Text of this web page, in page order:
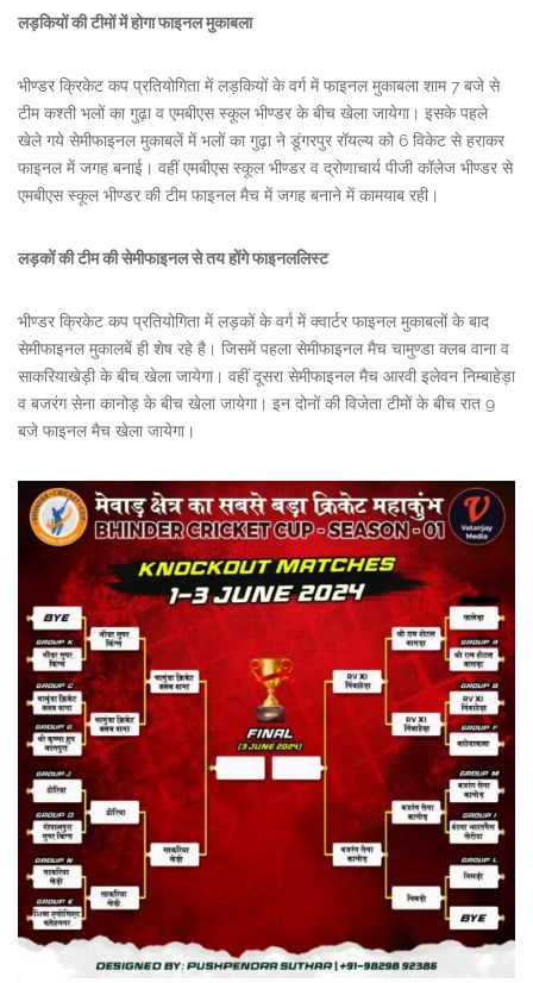
लड़कियों की टीमों में होगा फाइनल मुकाबला
भीण्डर क्रिकेट कप प्रतियोगिता में लड़कियों के वर्ग में फाइनल मुकाबला शाम 7 बजे से
टीम कश्ती भलों का गुढ़ा व एमबीएस स्कूल भीण्डर के बीच खेला जायेगा। इसके पहले
खेले गये सेमीफाइनल मुकाबलें में भलों का गुढ़ा ने डूंगरपुर रॉयल्य को 6 विकेट से हराकर
फाइनल में जगह बनाई। वहीं एमबीएस स्कूल भीण्डर व द्रोणाचार्य पीजी कॉलेज भीण्डर से
एमबीएस स्कूल भीण्डर की टीम फाइनल मैच में जगह बनाने में कामयाब रही।
लड़कों की टीम की सेमीफाइनल से तय होंगे फाइनललिस्ट
भीण्डर क्रिकेट कप प्रतियोगिता में लड़कों के वर्ग में क्वार्टर फाइनल मुकाबलों के बाद
सेमीफाइनल मुकालबें ही शेष रहे है। जिसमें पहला सेमीफाइनल मैच चामुण्डा क्लब वाना व
साकरियाखेड़ी के बीच खेला जायेगा। वहीं दूसरा सेमीफाइनल मैच आरवी इलेवन निम्बाहेड़ा
व बजरंग सेना कानोड़ के बीच खेला जायेगा। इन दोनों की विजेता टीमों के बीच रात 9
बजे फाइनल मैच खेला जायेगा।